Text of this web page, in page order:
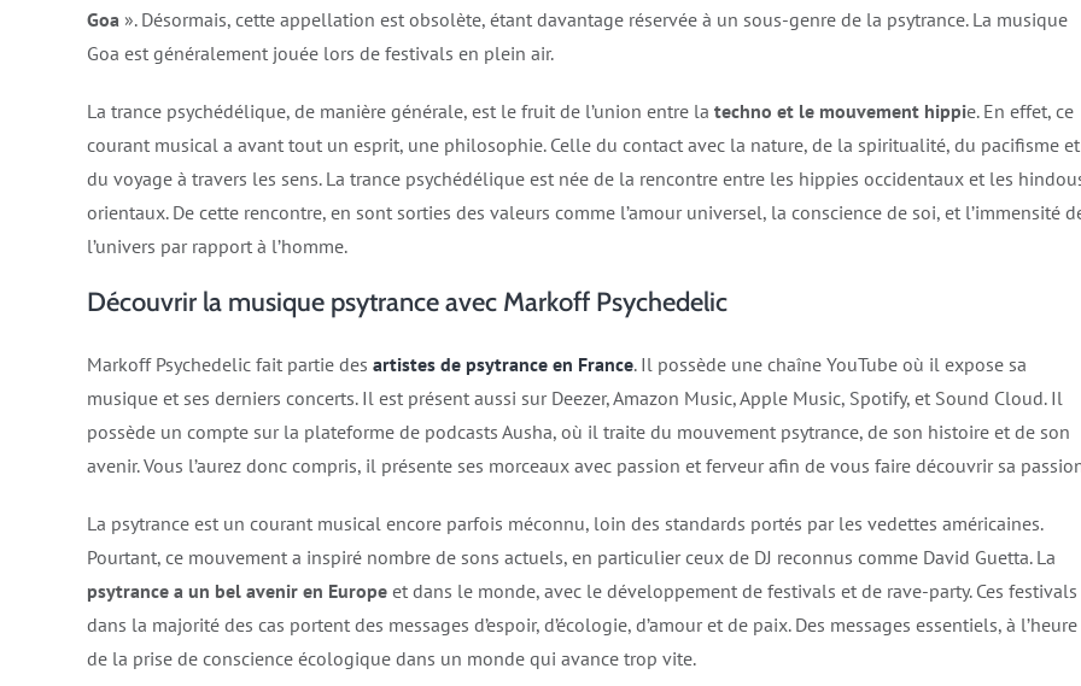
Goa ». Désormais, cette appellation est obsolète, étant davantage réservée à un sous-genre de la psytrance. La musique
Goa est généralement jouée lors de festivals en plein air.
La trance psychédélique, de manière générale, est le fruit de l’union entre la techno et le mouvement hippie. En effet, ce
courant musical a avant tout un esprit, une philosophie. Celle du contact avec la nature, de la spiritualité, du pacifisme et
du voyage à travers les sens. La trance psychédélique est née de la rencontre entre les hippies occidentaux et les
orientaux. De cette rencontre, en sont sorties des valeurs comme l’amour universel, la conscience de soi, et l’immensité
l’univers par rapport à l’homme.
Découvrir la musique psytrance avec Markoff Psychedelic
Markoff Psychedelic fait partie des artistes de psytrance en France. Il possède une chaîne YouTube où il expose sa
musique et ses derniers concerts. Il est présent aussi sur Deezer, Amazon Music, Apple Music, Spotify, et Sound Cloud. Il
possède un compte sur la plateforme de podcasts Ausha, où il traite du mouvement psytrance, de son histoire et de son
avenir. Vous l’aurez donc compris, il présente ses morceaux avec passion et ferveur afin de vous faire découvrir sa
La psytrance est un courant musical encore parfois méconnu, loin des standards portés par les vedettes américaines.
Pourtant, ce mouvement a inspiré nombre de sons actuels, en particulier ceux de DJ reconnus comme David Guetta. La
psytrance a un bel avenir en Europe et dans le monde, avec le développement de festivals et de rave-party. Ces festivals
dans la majorité des cas portent des messages d’espoir, d’écologie, d’amour et de paix. Des messages essentiels, à l’heure
de la prise de conscience écologique dans un monde qui avance trop vite.